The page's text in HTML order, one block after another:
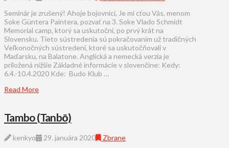
Seminár je zrušený! Ahoje bojovníci, Je mi cťou Vás, menom
Soke Güntera Paintera, pozvať na 3. Soke Vlado Schmidt
Memorial camp, ktorý sa uskutoční, po prvý krát na
Slovensku. Tieto sústredenia sú pokračovaním už tradičných
Veľkonočných sústredení, ktoré sa uskutočňovali v
Maďarsku, na Balatone. Anglická a nemecká verzia je
priložená nižšie Základné informácie v slovenčine: Kedy:
6.4.-10.4.2020 Kde: Budo Klub …
Read More
Tambo (Tanbō)
kenkyo 29. januára 2020
Zbrane